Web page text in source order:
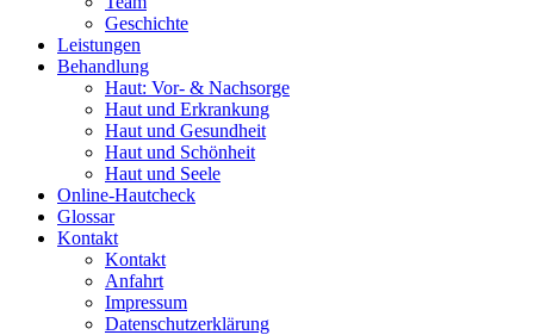
Geschichte
Leistungen
Behandlung
Haut: Vor- & Nachsorge
Haut und Erkrankung
Haut und Gesundheit
Haut und Schönheit
Haut und Seele
Online-Hautcheck
Glossar
Kontakt
Kontakt
Anfahrt
Impressum
Datenschutzerklärung